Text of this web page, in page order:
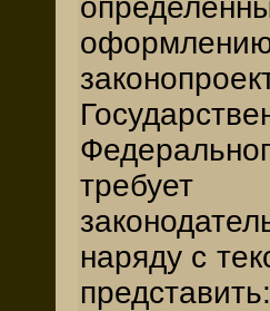
наряду с
представить: